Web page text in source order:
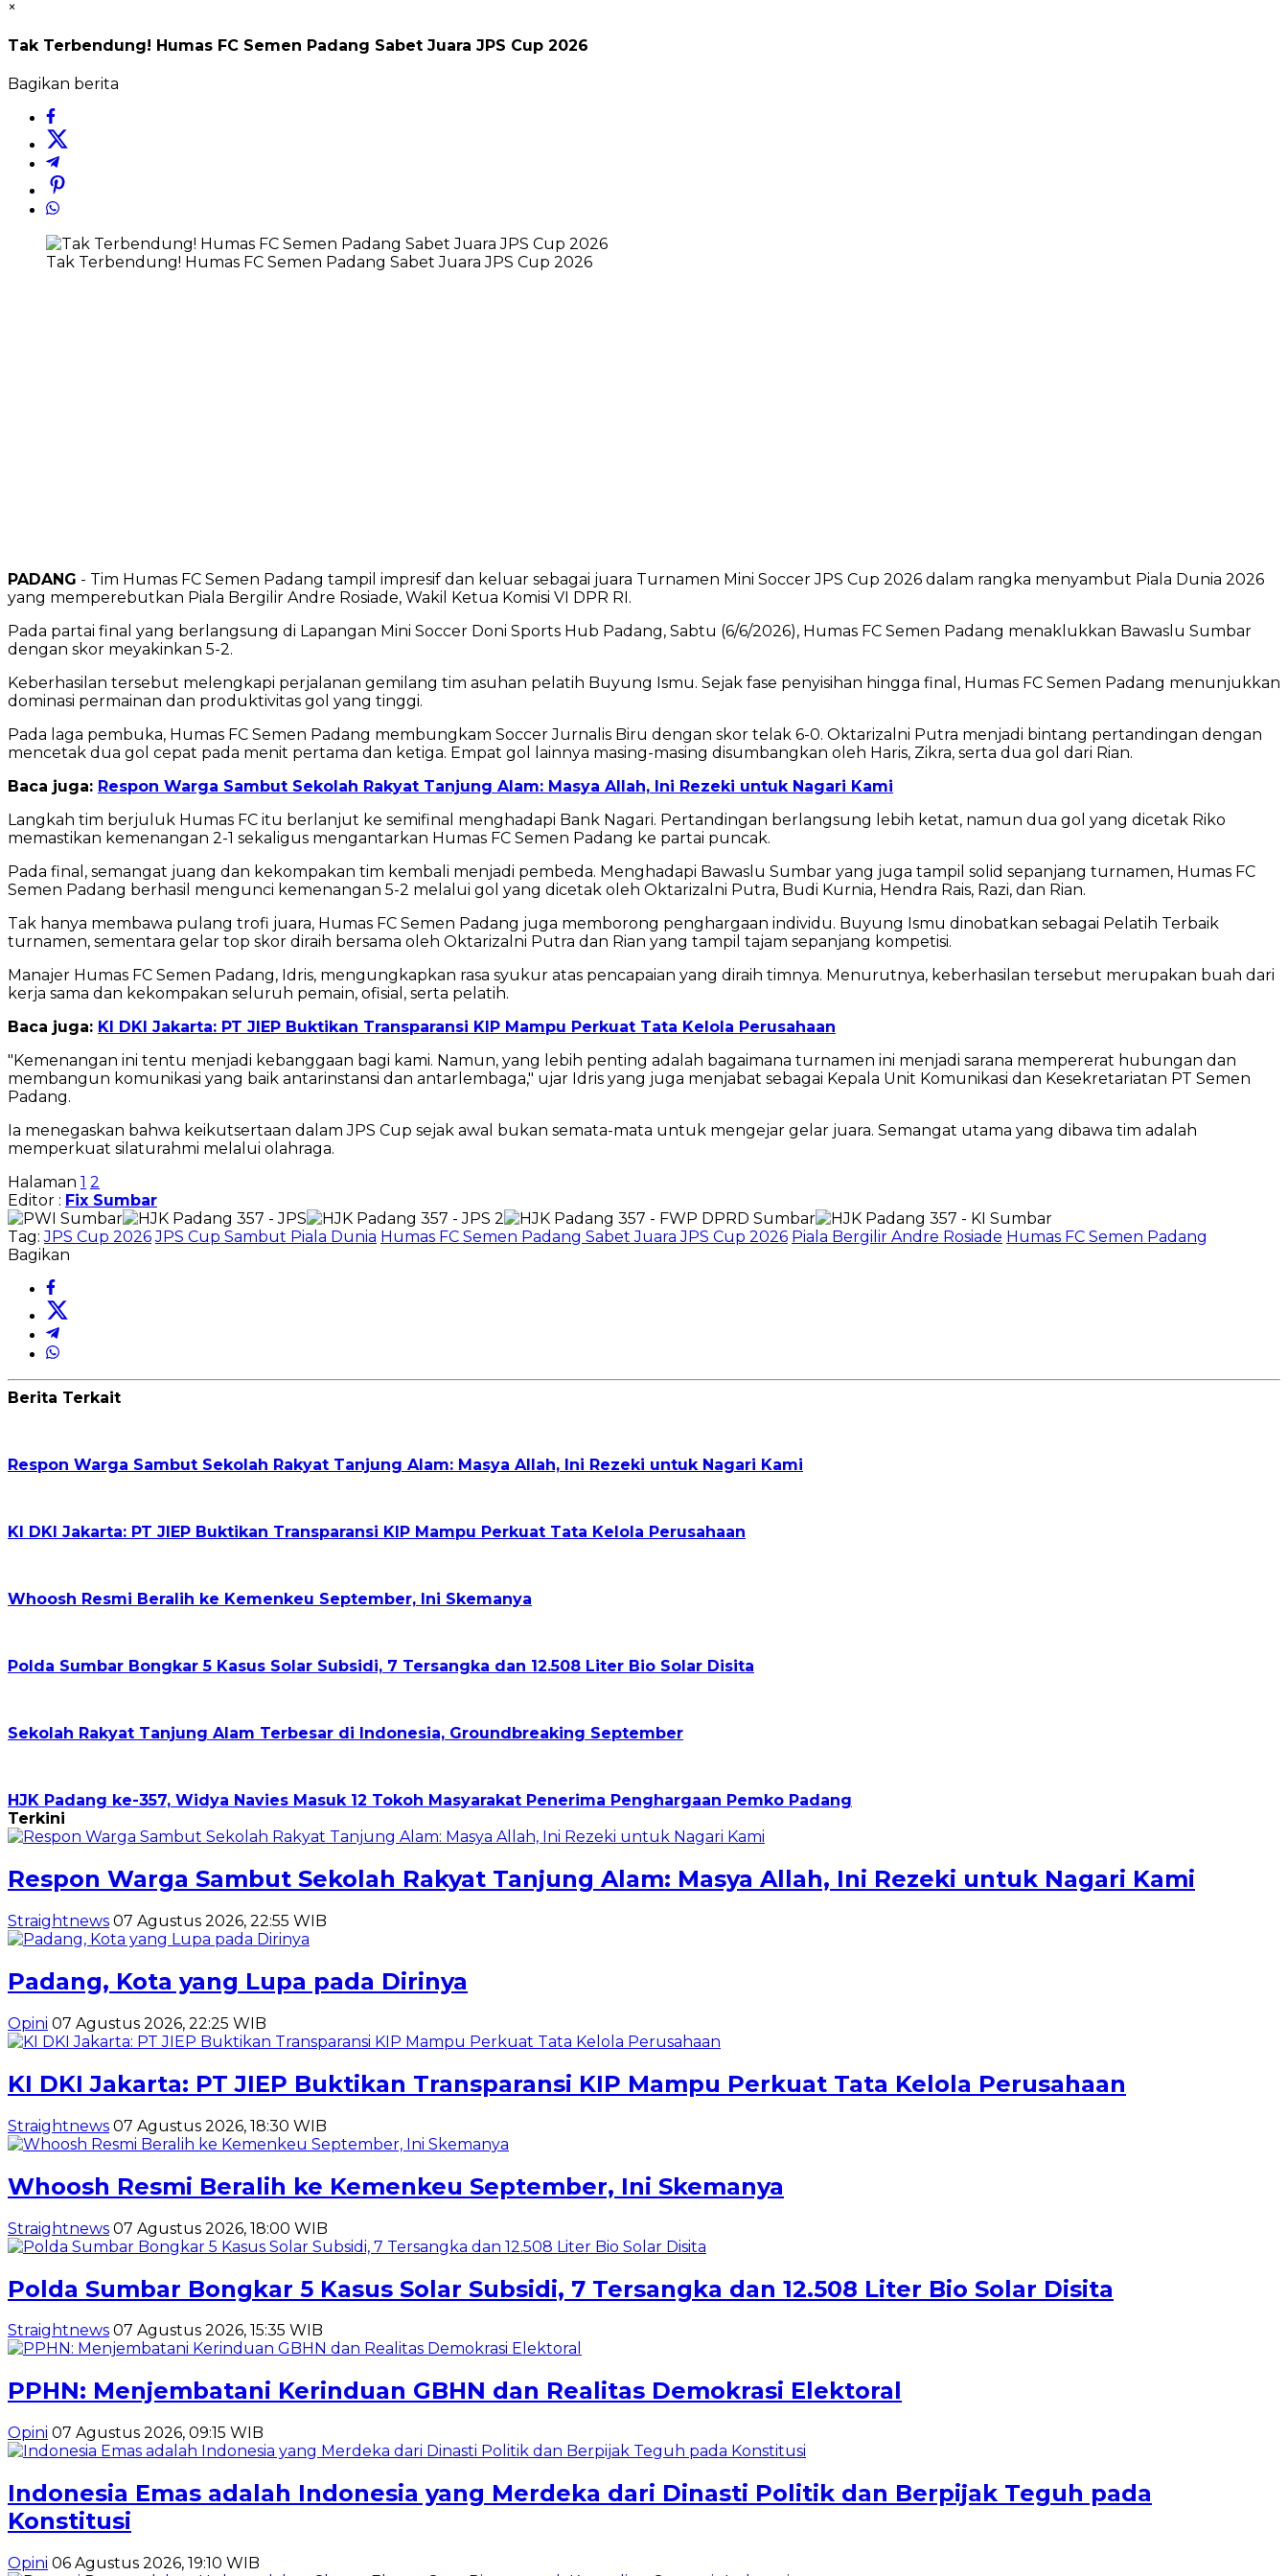
×
Tak Terbendung! Humas FC Semen Padang Sabet Juara JPS Cup 2026
Bagikan berita
Tak Terbendung! Humas FC Semen Padang Sabet Juara JPS Cup 2026
PADANG - Tim Humas FC Semen Padang tampil impresif dan keluar sebagai juara Turnamen Mini Soccer JPS Cup 2026 dalam rangka menyambut Piala Dunia 2026
yang memperebutkan Piala Bergilir Andre Rosiade, Wakil Ketua Komisi VI DPR RI.
Pada partai final yang berlangsung di Lapangan Mini Soccer Doni Sports Hub Padang, Sabtu (6/6/2026), Humas FC Semen Padang menaklukkan Bawaslu Sumbar
dengan skor meyakinkan 5-2.
Keberhasilan tersebut melengkapi perjalanan gemilang tim asuhan pelatih Buyung Ismu. Sejak fase penyisihan hingga final, Humas FC Semen Padang menunjukkan
dominasi permainan dan produktivitas gol yang tinggi.
Pada laga pembuka, Humas FC Semen Padang membungkam Soccer Jurnalis Biru dengan skor telak 6-0. Oktarizalni Putra menjadi bintang pertandingan dengan
mencetak dua gol cepat pada menit pertama dan ketiga. Empat gol lainnya masing-masing disumbangkan oleh Haris, Zikra, serta dua gol dari Rian.
Baca juga: Respon Warga Sambut Sekolah Rakyat Tanjung Alam: Masya Allah, Ini Rezeki untuk Nagari Kami
Langkah tim berjuluk Humas FC itu berlanjut ke semifinal menghadapi Bank Nagari. Pertandingan berlangsung lebih ketat, namun dua gol yang dicetak Riko
memastikan kemenangan 2-1 sekaligus mengantarkan Humas FC Semen Padang ke partai puncak.
Pada final, semangat juang dan kekompakan tim kembali menjadi pembeda. Menghadapi Bawaslu Sumbar yang juga tampil solid sepanjang turnamen, Humas FC
Semen Padang berhasil mengunci kemenangan 5-2 melalui gol yang dicetak oleh Oktarizalni Putra, Budi Kurnia, Hendra Rais, Razi, dan Rian.
Tak hanya membawa pulang trofi juara, Humas FC Semen Padang juga memborong penghargaan individu. Buyung Ismu dinobatkan sebagai Pelatih Terbaik
turnamen, sementara gelar top skor diraih bersama oleh Oktarizalni Putra dan Rian yang tampil tajam sepanjang kompetisi.
Manajer Humas FC Semen Padang, Idris, mengungkapkan rasa syukur atas pencapaian yang diraih timnya. Menurutnya, keberhasilan tersebut merupakan buah dari
kerja sama dan kekompakan seluruh pemain, ofisial, serta pelatih.
Baca juga: KI DKI Jakarta: PT JIEP Buktikan Transparansi KIP Mampu Perkuat Tata Kelola Perusahaan
"Kemenangan ini tentu menjadi kebanggaan bagi kami. Namun, yang lebih penting adalah bagaimana turnamen ini menjadi sarana mempererat hubungan dan
membangun komunikasi yang baik antarinstansi dan antarlembaga," ujar Idris yang juga menjabat sebagai Kepala Unit Komunikasi dan Kesekretariatan PT Semen
Padang.
Ia menegaskan bahwa keikutsertaan dalam JPS Cup sejak awal bukan semata-mata untuk mengejar gelar juara. Semangat utama yang dibawa tim adalah
memperkuat silaturahmi melalui olahraga.
Halaman 1 2
Editor : Fix Sumbar
Tag: JPS Cup 2026 JPS Cup Sambut Piala Dunia Humas FC Semen Padang Sabet Juara JPS Cup 2026 Piala Bergilir Andre Rosiade Humas FC Semen Padang
Bagikan
Berita Terkait
Respon Warga Sambut Sekolah Rakyat Tanjung Alam: Masya Allah, Ini Rezeki untuk Nagari Kami
KI DKI Jakarta: PT JIEP Buktikan Transparansi KIP Mampu Perkuat Tata Kelola Perusahaan
Whoosh Resmi Beralih ke Kemenkeu September, Ini Skemanya
Polda Sumbar Bongkar 5 Kasus Solar Subsidi, 7 Tersangka dan 12.508 Liter Bio Solar Disita
Sekolah Rakyat Tanjung Alam Terbesar di Indonesia, Groundbreaking September
HJK Padang ke-357, Widya Navies Masuk 12 Tokoh Masyarakat Penerima Penghargaan Pemko Padang
Terkini
Respon Warga Sambut Sekolah Rakyat Tanjung Alam: Masya Allah, Ini Rezeki untuk Nagari Kami
Straightnews 07 Agustus 2026, 22:55 WIB
Padang, Kota yang Lupa pada Dirinya
Opini 07 Agustus 2026, 22:25 WIB
KI DKI Jakarta: PT JIEP Buktikan Transparansi KIP Mampu Perkuat Tata Kelola Perusahaan
Straightnews 07 Agustus 2026, 18:30 WIB
Whoosh Resmi Beralih ke Kemenkeu September, Ini Skemanya
Straightnews 07 Agustus 2026, 18:00 WIB
Polda Sumbar Bongkar 5 Kasus Solar Subsidi, 7 Tersangka dan 12.508 Liter Bio Solar Disita
Straightnews 07 Agustus 2026, 15:35 WIB
PPHN: Menjembatani Kerinduan GBHN dan Realitas Demokrasi Elektoral
Opini 07 Agustus 2026, 09:15 WIB
Indonesia Emas adalah Indonesia yang Merdeka dari Dinasti Politik dan Berpijak Teguh pada
Konstitusi
Opini 06 Agustus 2026, 19:10 WIB